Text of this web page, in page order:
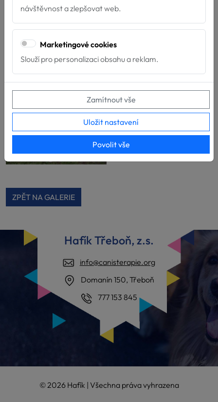
ZPĚT NA GALERIE
Hafík Třeboň, z.s.
info@canisterapie.org
Domanín 150, Třeboň
777 153 845
© 2026 Hafík | Všechna práva vyhrazena
návštěvnost a zlepšovat web.
Marketingové cookies
Slouží pro personalizaci obsahu a reklam.
Zamítnout vše
Uložit nastavení
Povolit vše